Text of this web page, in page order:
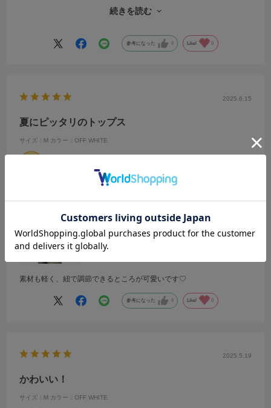
続きを読む
参考になった 0 Like! 0
2025.6.15
夏にピッタリのトップス
サイズ：M カラー：OFF WHITE
sr
20代
ふつう 靴のサイズ:～23cm
普段の服のサイズ:
都道府県: 東京都
素材も軽く、紐で調節できるところが可愛いです♡
参考になった 0 Like! 0
2025.5.19
かわいい！
サイズ：M カラー：OFF WHITE